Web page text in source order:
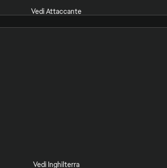
Vedi Attaccante
Vedi Inghilterra